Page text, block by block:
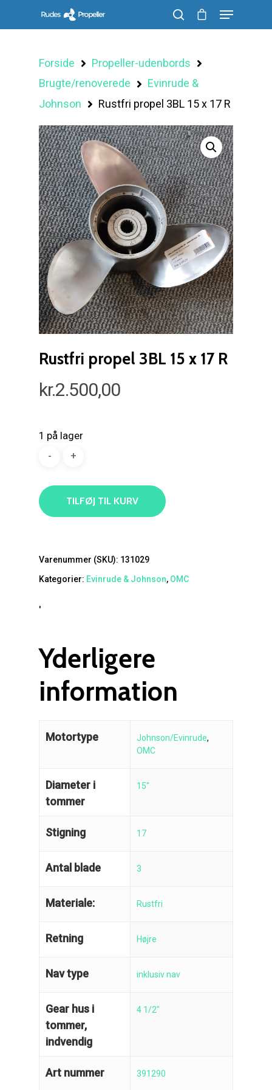
Forside
Propeller-udenbords
Brugte/renoverede
Evinrude &
Johnson
Rustfri propel 3BL 15 x 17 R
Rustfri propel 3BL 15 x 17 R
kr.2.500,00
1 på lager
TILFØJ TIL KURV
Varenummer (SKU): 131029
Kategorier: Evinrude & Johnson, OMC
'
Yderligere
information
Motortype Johnson/Evinrude,
OMC
Diameter i
tommer
15"
Stigning 17
Antal blade 3
Materiale: Rustfri
Retning Højre
Nav type inklusiv nav
Gear hus i
tommer,
indvendig
4 1/2"
Art nummer 391290